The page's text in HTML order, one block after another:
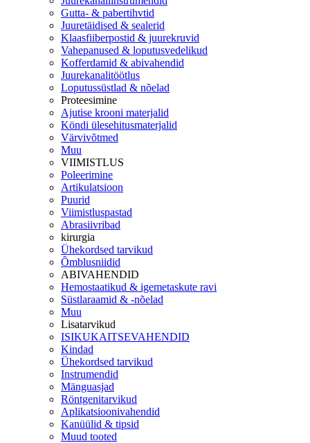
Gutta- & pabertihvtid
Juuretäidised & sealerid
Klaasfiiberpostid & juurekruvid
Vahepanused & loputusvedelikud
Kofferdamid & abivahendid
Juurekanalitöötlus
Loputussüstlad & nõelad
Proteesimine
Ajutise krooni materjalid
Köndi ülesehitusmaterjalid
Värvivõtmed
Muu
VIIMISTLUS
Poleerimine
Artikulatsioon
Puurid
Viimistluspastad
Abrasiivribad
kirurgia
Ühekordsed tarvikud
Õmblusniidid
ABIVAHENDID
Hemostaatikud & igemetaskute ravi
Süstlaraamid & -nõelad
Muu
Lisatarvikud
ISIKUKAITSEVAHENDID
Kindad
Ühekordsed tarvikud
Instrumendid
Mänguasjad
Röntgenitarvikud
Aplikatsioonivahendid
Kanüülid & tipsid
Muud tooted